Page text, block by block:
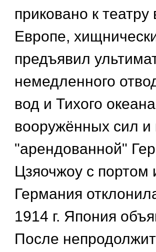
приковано к
Европе,
предъявил
немедленного
вод и Тихого
вооружённых сил
"арендованной"
Цзяочжоу с портом
Германия
1914 г. Япония
После